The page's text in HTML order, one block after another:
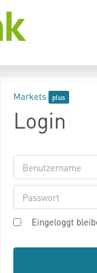
Markets
Login
Eingeloggt